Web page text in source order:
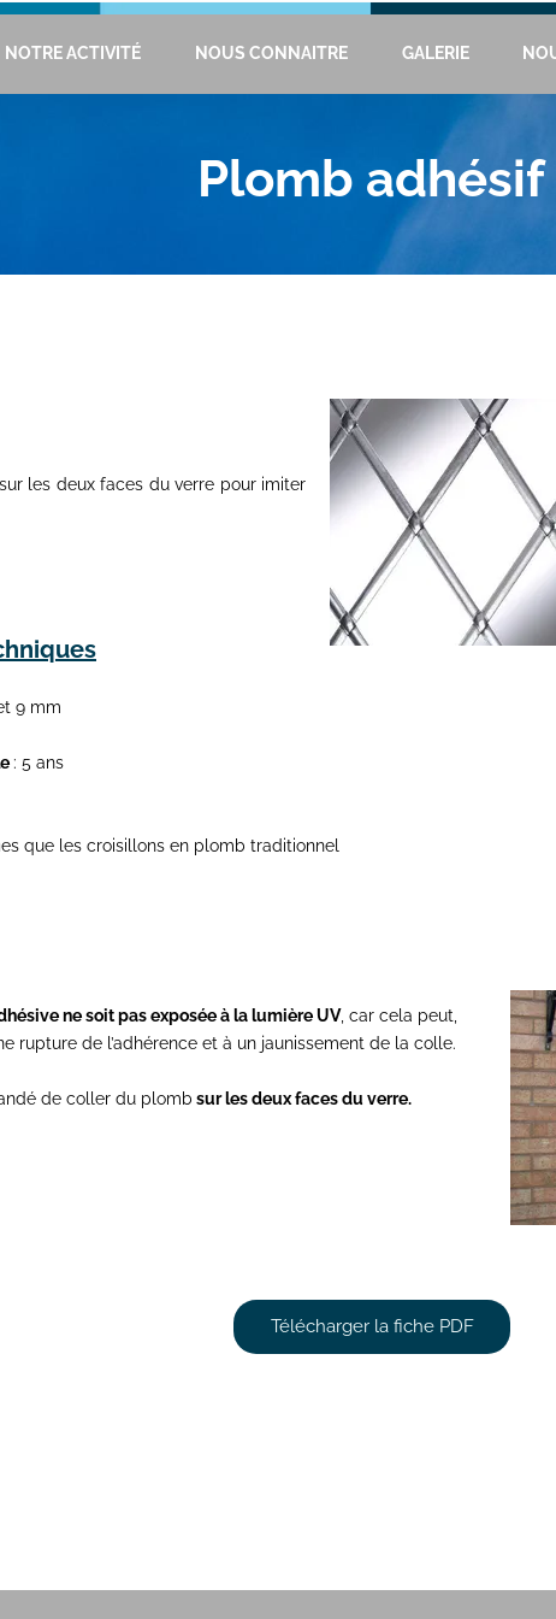
NOTRE ACTIVITÉ NOUS CONNAITRE GALERIE
Plomb adhésif
les deux faces du verre pour imiter
9 mm
: 5 ans
que les croisillons en plomb traditionnel
ne soit pas exposée à la lumière UV, car cela peut,
rupture de l’adhérence et à un jaunissement de la colle.
de coller du plomb sur les deux faces du verre.
Télécharger la fiche PDF